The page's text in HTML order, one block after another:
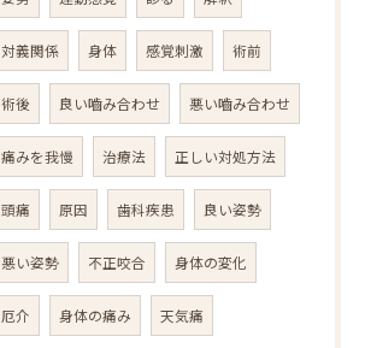
対義関係 身体 感覚刺激 術前
術後 良い嚙み合わせ 悪い嚙み合わせ
痛みを我慢 治療法 正しい対処方法
頭痛 原因 歯科疾患 良い姿勢
悪い姿勢 不正咬合 身体の変化
厄介 身体の痛み 天気痛